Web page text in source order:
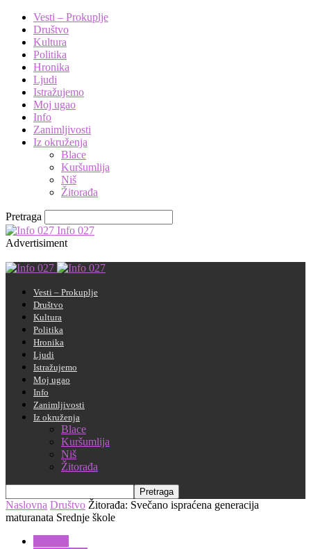
Vesti – Prokuplje
Društvo
Kultura
Politika
Hronika
Ljudi
Istražujemo
Moj ugao
Info
Zanimljivosti
Iz okruženja
Blace
Kuršumlija
Niš
Žitorađa
Pretraga
Info 027
Advertisiment
Vesti – Prokuplje
Društvo
Kultura
Politika
Hronika
Ljudi
Istražujemo
Moj ugao
Info
Zanimljivosti
Iz okruženja
Blace
Kuršumlija
Niš
Žitorađa
Naslovna Društvo Žitorađa: Svečano ispraćena generacija
maturanata Srednje škole